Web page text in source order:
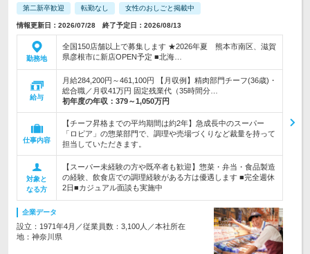
第二新卒歓迎 転勤なし 女性のおしごと掲載中
情報更新日：2026/07/28 終了予定日：2026/08/13
勤務地
全国150店舗以上で募集します ★2026年夏 熊本市南区、滋賀
県彦根市に新店OPEN予定 ■北海…
給与
月給284,200円～461,100円 【月収例】精肉部門チーフ(36歳)・
総合職／月収41万円 固定残業代（35時間分…
初年度の年収： 379～1,050万円
仕事内容
【チーフ昇格までの平均期間は約2年】急成長中のスーパー
「ロピア」の惣菜部門で、調理や売場づくりなど裁量を持って
担当していただきます。
対象と
なる方
【スーパー未経験の方や既卒者も歓迎】惣菜・弁当・食品製造
の経験、飲食店での調理経験がある方は優遇します ■完全週休
2日■カジュアル面談も実施中
企業データ
設立：1971年4月／従業員数：3,100人／本社所在
地：神奈川県